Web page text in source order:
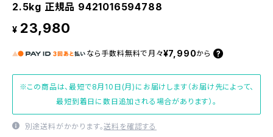
2.5kg 正規品 9421016594788
¥ 23,980
なら 手数料無料で 月々¥7,990から
※この商品は、最短で8月10日(月)にお届けします（お届け先によって、
最短到着日に数日追加される場合があります）。
別途送料がかかります。送料を確認する